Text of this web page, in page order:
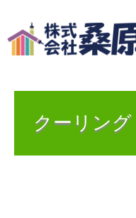
クーリン